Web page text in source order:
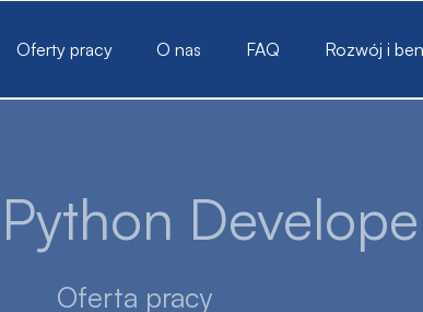
Oferty pracy O nas FAQ Rozwój i
Oferta pracy